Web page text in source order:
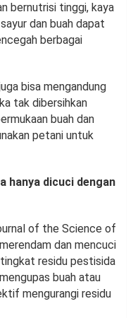
bernutrisi tinggi, kaya
dan buah dapat
berbagai
bisa mengandung
tak dibersihkan
buah dan
petani untuk
hanya dicuci dengan
of the Science of
dan mencuci
tingkat residu pestisida
buah atau
mengurangi residu